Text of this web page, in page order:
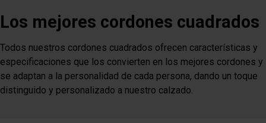
Los mejores cordones cuadrados
Todos nuestros cordones cuadrados ofrecen características y
especificaciones que los convierten en los mejores cordones y
se adaptan a la personalidad de cada persona, dando un toque
distinguido y personalizado a nuestro calzado.